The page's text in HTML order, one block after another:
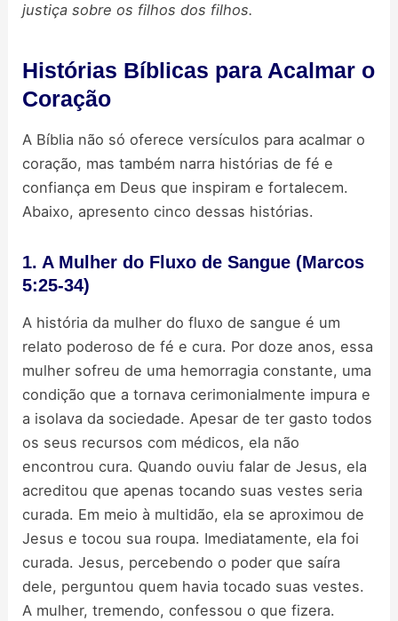
justiça sobre os filhos dos filhos.
Histórias Bíblicas para Acalmar o
Coração
A Bíblia não só oferece versículos para acalmar o
coração, mas também narra histórias de fé e
confiança em Deus que inspiram e fortalecem.
Abaixo, apresento cinco dessas histórias.
1. A Mulher do Fluxo de Sangue (Marcos
5:25-34)
A história da mulher do fluxo de sangue é um
relato poderoso de fé e cura. Por doze anos, essa
mulher sofreu de uma hemorragia constante, uma
condição que a tornava cerimonialmente impura e
a isolava da sociedade. Apesar de ter gasto todos
os seus recursos com médicos, ela não
encontrou cura. Quando ouviu falar de Jesus, ela
acreditou que apenas tocando suas vestes seria
curada. Em meio à multidão, ela se aproximou de
Jesus e tocou sua roupa. Imediatamente, ela foi
curada. Jesus, percebendo o poder que saíra
dele, perguntou quem havia tocado suas vestes.
A mulher, tremendo, confessou o que fizera.